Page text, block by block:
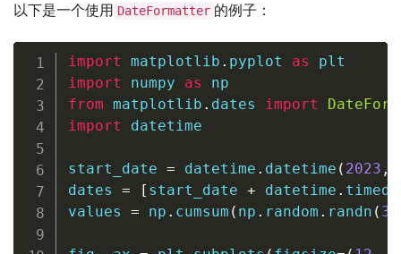
以下是一个使用 DateFormatter 的例子：
import matplotlib . pyplot as
import numpy as
from matplotlib . dates import
import datetime
start_date = datetime . datetime ( 2023 ,
dates = [ start_date + datetime .
values = np . cumsum ( np . random . randn (